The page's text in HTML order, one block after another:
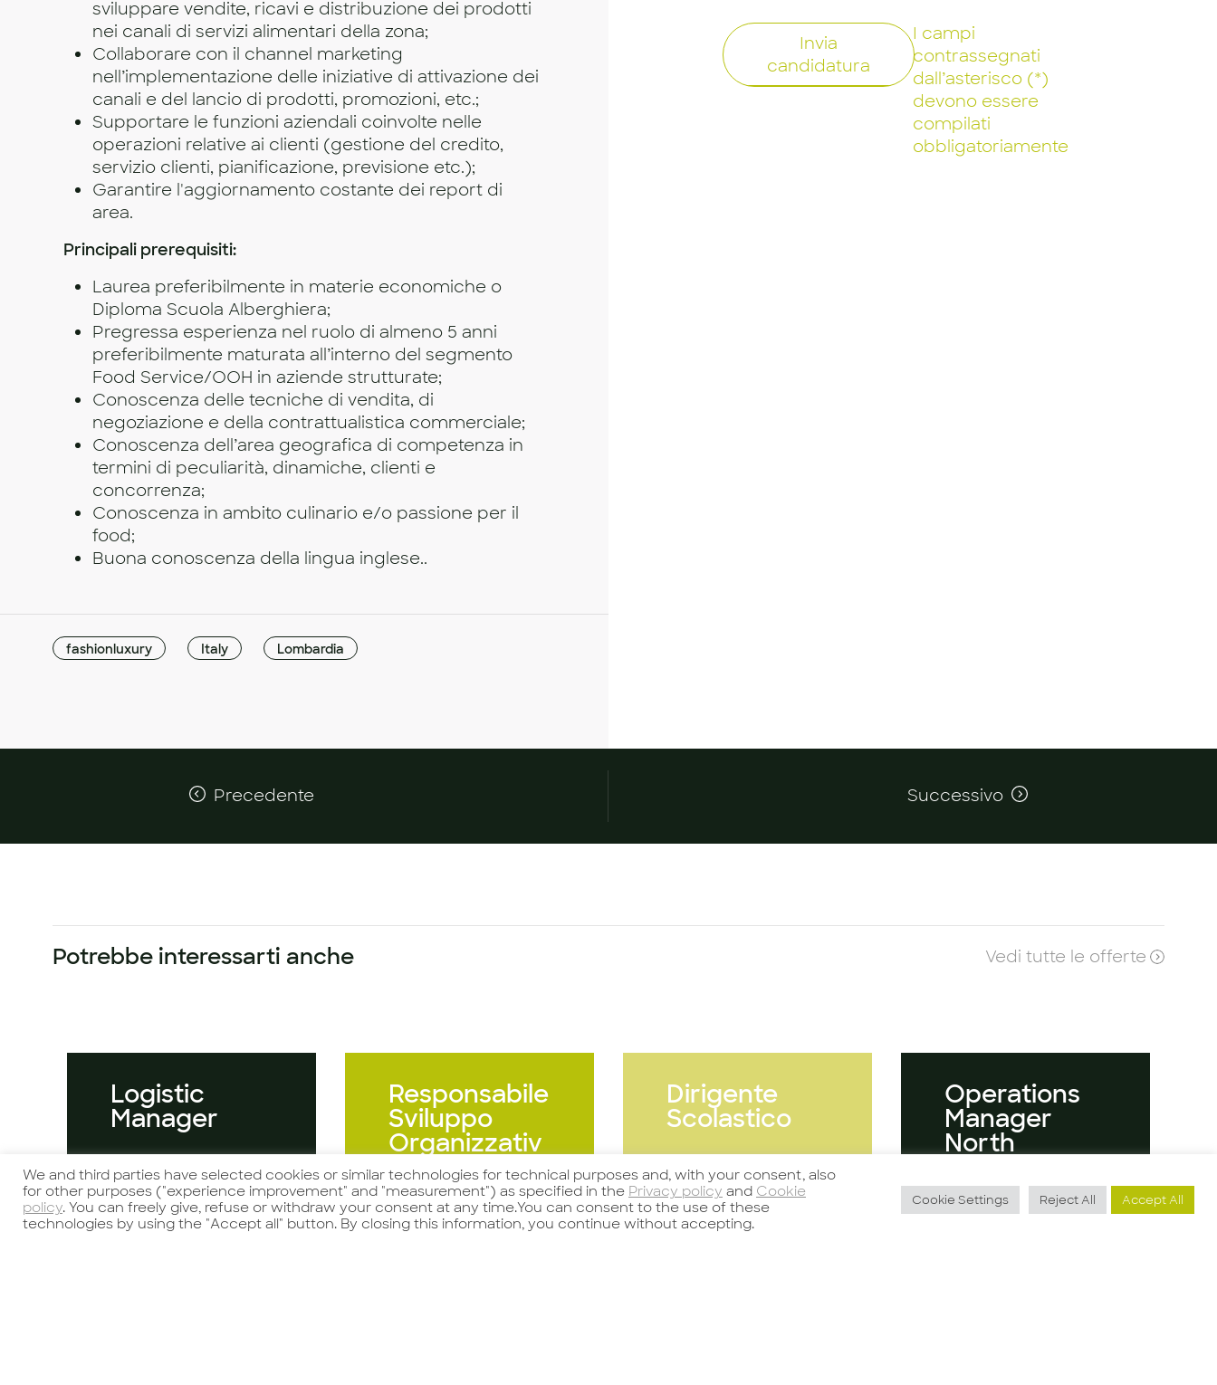
sviluppare vendite, ricavi e distribuzione dei prodotti
nei canali di servizi alimentari della zona;
Collaborare con il channel marketing
nell’implementazione delle iniziative di attivazione dei
canali e del lancio di prodotti, promozioni, etc.;
Supportare le funzioni aziendali coinvolte nelle
operazioni relative ai clienti (gestione del credito,
servizio clienti, pianificazione, previsione etc.);
Garantire l'aggiornamento costante dei report di
area.
Principali prerequisiti:
Laurea preferibilmente in materie economiche o
Diploma Scuola Alberghiera;
Pregressa esperienza nel ruolo di almeno 5 anni
preferibilmente maturata all’interno del segmento
Food Service/OOH in aziende strutturate;
Conoscenza delle tecniche di vendita, di
negoziazione e della contrattualistica commerciale;
Conoscenza dell’area geografica di competenza in
termini di peculiarità, dinamiche, clienti e
concorrenza;
Conoscenza in ambito culinario e/o passione per il
food;
Buona conoscenza della lingua inglese..
fashionluxury Italy Lombardia
Invia
candidatura
I campi
contrassegnati
dall’asterisco (*)
devono essere
compilati
obbligatoriamente
Precedente Successivo
Potrebbe interessarti anche Vedi tutte le offerte
Logistic
Manager
Responsabile
Sviluppo
Organizzativ
o e Training
Dirigente
Scolastico
Operations
Manager
North
We and third parties have selected cookies or similar technologies for technical purposes and, with your consent, also
for other purposes ("experience improvement" and "measurement") as specified in the Privacy policy and Cookie
policy. You can freely give, refuse or withdraw your consent at any time.You can consent to the use of these
technologies by using the "Accept all" button. By closing this information, you continue without accepting.
Cookie Settings Reject All Accept All